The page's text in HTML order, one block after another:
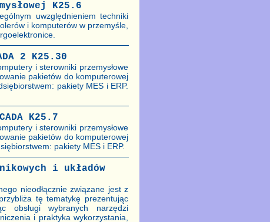
K25.6
uwzględnieniem techniki
i komputerów w przemyśle,
2 K25.30
i sterowniki przemysłowe
pakietów do komputerowej
pakiety MES i ERP.
K25.7
i sterowniki przemysłowe
pakietów do komputerowej
pakiety MES i ERP.
i układów
nieodłącznie związane jest z
tę tematykę prezentując
obsługi wybranych narzędzi
i praktyka wykorzystania,